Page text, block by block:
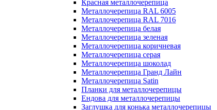
Красная металлочерепица
Металлочерепица RAL 6005
Металлочерепица RAL 7016
Металлочерепица белая
Металлочерепица зеленая
Металлочерепица коричневая
Металлочерепица серая
Металлочерепица шоколад
Металлочерепица Гранд Лайн
Металлочерепица Satin
Планки для металлочерепицы
Ендова для металлочерепицы
Заглушка для конька металлочерепицы